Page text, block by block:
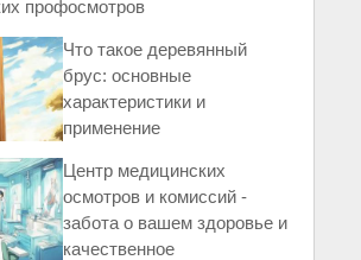
профосмотров
Что такое деревянный
брус: основные
характеристики и
применение
Центр медицинских
осмотров и комиссий -
забота о вашем здоровье и
качественное